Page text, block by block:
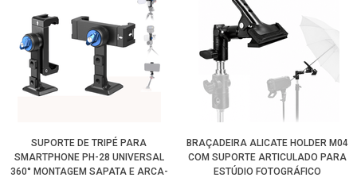
SUPORTE DE TRIPÉ PARA
SMARTPHONE PH-28 UNIVERSAL
360° MONTAGEM SAPATA E ARCA-
BRAÇADEIRA ALICATE HOLDER M04
COM SUPORTE ARTICULADO PARA
ESTÚDIO FOTOGRÁFICO